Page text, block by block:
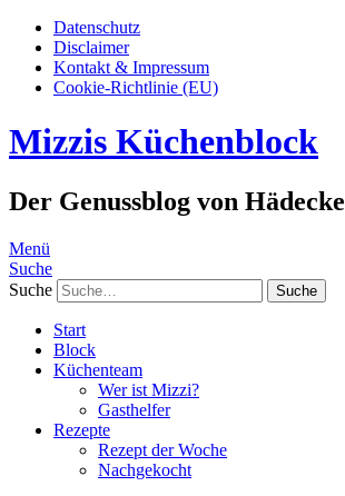
Datenschutz
Disclaimer
Kontakt & Impressum
Cookie-Richtlinie (EU)
Mizzis Küchenblock
Der Genussblog von Hädecke
Menü
Suche
Suche
Start
Block
Küchenteam
Wer ist Mizzi?
Gasthelfer
Rezepte
Rezept der Woche
Nachgekocht